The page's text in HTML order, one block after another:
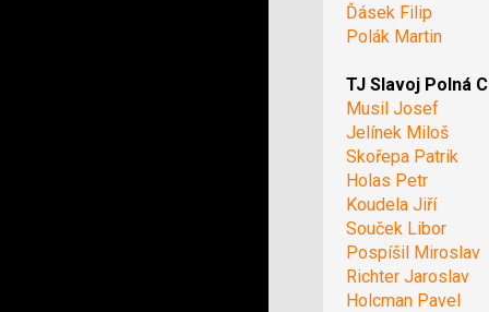
Ďásek Filip
Polák Martin
TJ Slavoj Polná C
Musil Josef
Jelínek Miloš
Skořepa Patrik
Holas Petr
Koudela Jiří
Souček Libor
Pospíšil Miroslav
Richter Jaroslav
Holcman Pavel